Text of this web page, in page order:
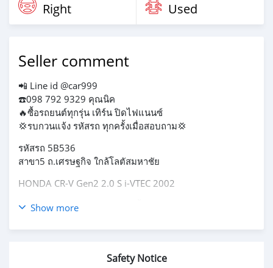
Right Used
Seller comment
📲 Line id @car999
☎️098 792 9329 คุณนิค
🔥ซื้อรถยนต์ทุกรุ่น เทิร์น ปิดไฟแนนซ์
💢รบกวนแจ้ง รหัสรถ ทุกครั้งเมื่อสอบถาม💢
รหัสรถ 5B536
สาขา5 ถ.เศรษฐกิจ ใกล้โลตัสมหาชัย
HONDA CR-V Gen2 2.0 S i-VTEC 2002
ราคา 119,000 บ. (ขายสดเท่านั้น)
Brand :HONDA Year : 2002
Engine : 2000 cc. Type : เบนซิน
Show more
Safety Notice